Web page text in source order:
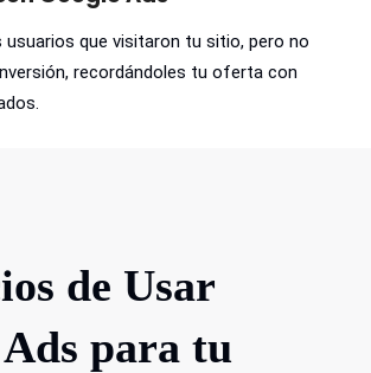
que visitaron tu sitio, pero no
recordándoles tu oferta con
de Usar
para tu